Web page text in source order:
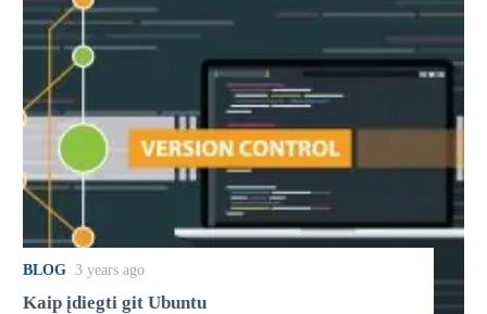
BLOG 3 years ago
Kaip įdiegti git Ubuntu